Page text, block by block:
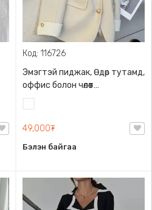
Код: 116726
Эмэгтэй пиджак, Өдөр тутамд,
оффис болон чөлөөт
порлонтой, урдаа 2
нугалаастай, товчтой. Өмсөхөд
49,000₮
Бэлэн байгаа